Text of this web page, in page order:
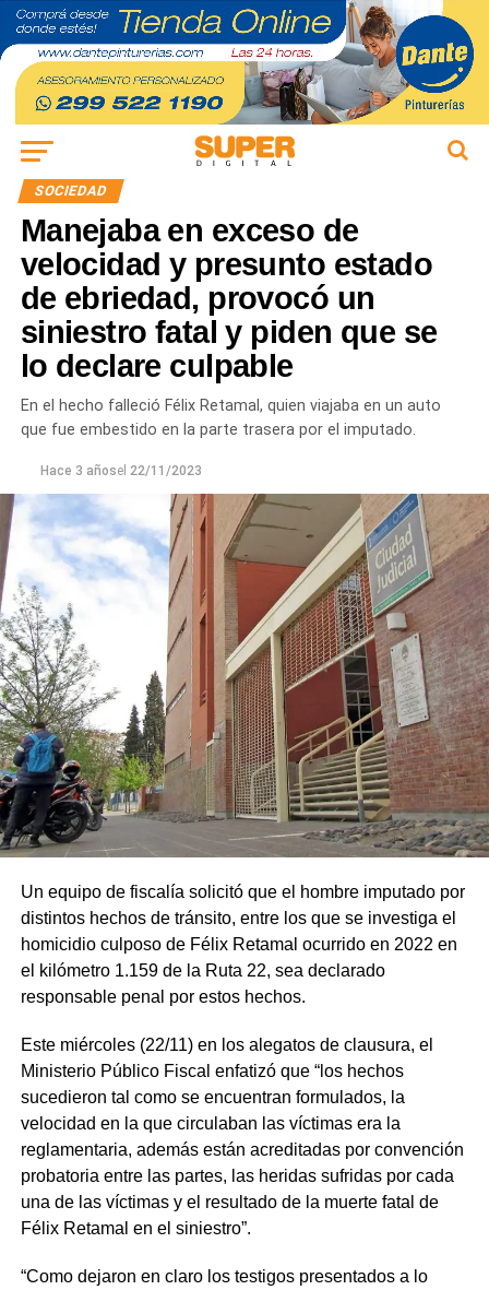
SOCIEDAD
Manejaba en exceso de
velocidad y presunto estado
de ebriedad, provocó un
siniestro fatal y piden que se
lo declare culpable
En el hecho falleció Félix Retamal, quien viajaba en un auto
que fue embestido en la parte trasera por el imputado.
Hace 3 añosel 22/11/2023
Un equipo de fiscalía solicitó que el hombre imputado por
distintos hechos de tránsito, entre los que se investiga el
homicidio culposo de Félix Retamal ocurrido en 2022 en
el kilómetro 1.159 de la Ruta 22, sea declarado
responsable penal por estos hechos.
Este miércoles (22/11) en los alegatos de clausura, el
Ministerio Público Fiscal enfatizó que “los hechos
sucedieron tal como se encuentran formulados, la
velocidad en la que circulaban las víctimas era la
reglamentaria, además están acreditadas por convención
probatoria entre las partes, las heridas sufridas por cada
una de las víctimas y el resultado de la muerte fatal de
Félix Retamal en el siniestro”.
“Como dejaron en claro los testigos presentados a lo